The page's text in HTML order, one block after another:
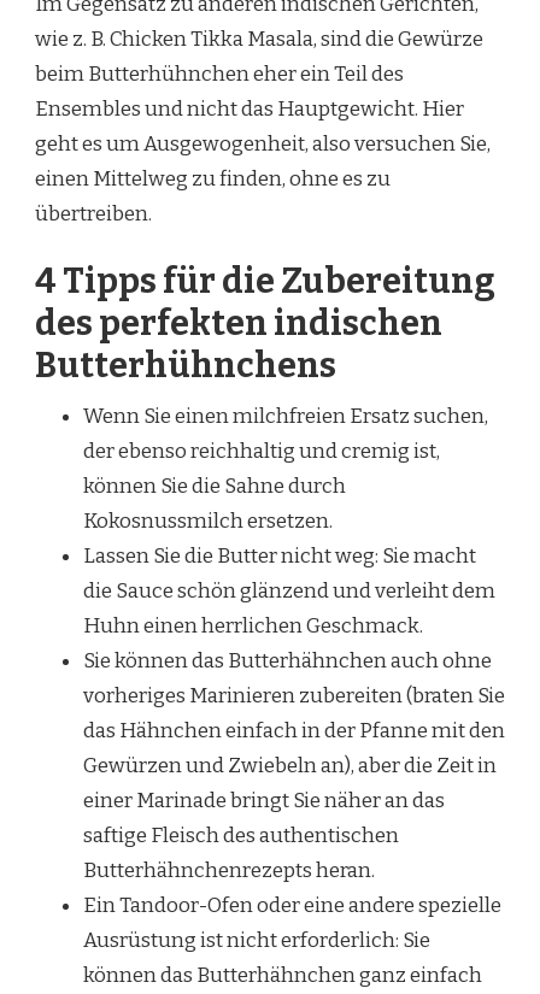
wie z. B. Chicken Tikka Masala, sind die Gewürze
beim Butterhühnchen eher ein Teil des
Ensembles und nicht das Hauptgewicht. Hier
geht es um Ausgewogenheit, also versuchen Sie,
einen Mittelweg zu finden, ohne es zu
übertreiben.
4 Tipps für die Zubereitung
des perfekten indischen
Butterhühnchens
Wenn Sie einen milchfreien Ersatz suchen,
der ebenso reichhaltig und cremig ist,
können Sie die Sahne durch
Kokosnussmilch ersetzen.
Lassen Sie die Butter nicht weg: Sie macht
die Sauce schön glänzend und verleiht dem
Huhn einen herrlichen Geschmack.
Sie können das Butterhähnchen auch ohne
vorheriges Marinieren zubereiten (braten Sie
das Hähnchen einfach in der Pfanne mit den
Gewürzen und Zwiebeln an), aber die Zeit in
einer Marinade bringt Sie näher an das
saftige Fleisch des authentischen
Butterhähnchenrezepts heran.
Ein Tandoor-Ofen oder eine andere spezielle
Ausrüstung ist nicht erforderlich: Sie
können das Butterhähnchen ganz einfach